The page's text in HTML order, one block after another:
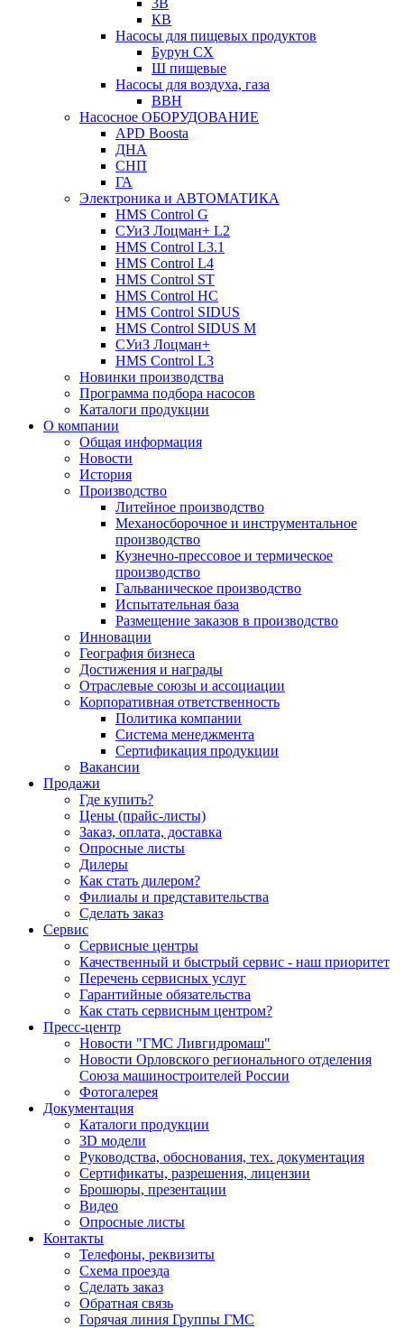
3В
КВ
Насосы для пищевых продуктов
Бурун СХ
Ш пищевые
Насосы для воздуха, газа
ВВН
Насосное ОБОРУДОВАНИЕ
APD Boosta
ДНА
СНП
ГА
Электроника и АВТОМАТИКА
HMS Control G
СУиЗ Лоцман+ L2
HMS Control L3.1
HMS Control L4
HMS Control ST
HMS Control HC
HMS Control SIDUS
HMS Control SIDUS M
СУиЗ Лоцман+
HMS Control L3
Новинки производства
Программа подбора насосов
Каталоги продукции
О компании
Общая информация
Новости
История
Производство
Литейное производство
Механосборочное и инструментальное
производство
Кузнечно-прессовое и термическое
производство
Гальваническое производство
Испытательная база
Размещение заказов в производство
Инновации
География бизнеса
Достижения и награды
Отраслевые союзы и ассоциации
Корпоративная ответственность
Политика компании
Система менеджмента
Сертификация продукции
Вакансии
Продажи
Где купить?
Цены (прайс-листы)
Заказ, оплата, доставка
Опросные листы
Дилеры
Как стать дилером?
Филиалы и представительства
Сделать заказ
Сервис
Сервисные центры
Качественный и быстрый сервис - наш приоритет
Перечень сервисных услуг
Гарантийные обязательства
Как стать сервисным центром?
Пресс-центр
Новости "ГМС Ливгидромаш"
Новости Орловского регионального отделения
Союза машиностроителей России
Фотогалерея
Документация
Каталоги продукции
3D модели
Руководства, обоснования, тех. документация
Сертификаты, разрешения, лицензии
Брошюры, презентации
Видео
Опросные листы
Контакты
Телефоны, реквизиты
Схема проезда
Сделать заказ
Обратная связь
Горячая линия Группы ГМС